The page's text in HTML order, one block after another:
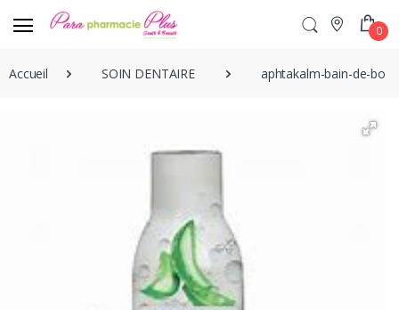
0
Accueil SOIN DENTAIRE aphtakalm-bain-de-